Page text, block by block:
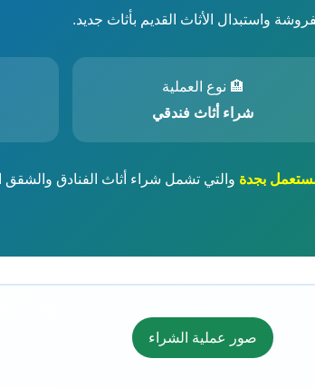
واستبدال الأثاث القديم بأثاث جديد.
🏨 نوع العملية
شراء أثاث فندقي
بجدة والتي تشمل شراء أثاث الفنادق والشقق
صور عملية الشراء